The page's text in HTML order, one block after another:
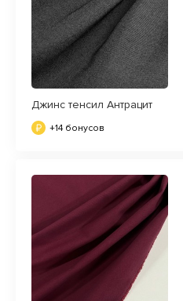
Джинс тенсил Антрацит
+14 бонусов